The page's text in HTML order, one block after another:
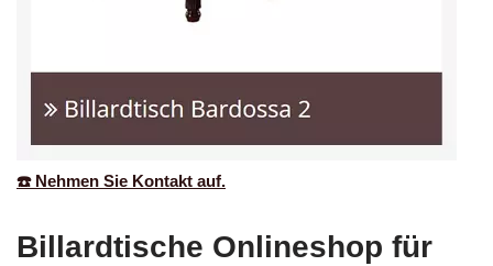
☎️ Nehmen Sie Kontakt auf.
Billardtische Onlineshop für